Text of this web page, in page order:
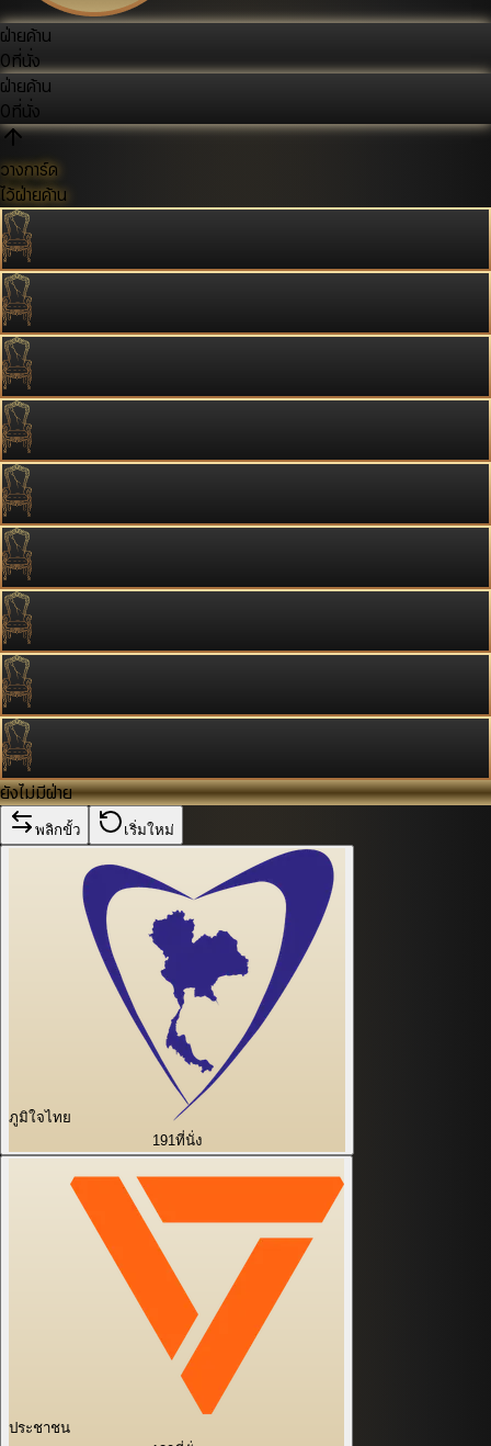
ฝ่ายค้าน
0ที่นั่ง
ฝ่ายค้าน
0ที่นั่ง
วางการ์ด
ไว้ฝ่ายค้าน
ยังไม่มีฝ่าย
พลิกขั้ว เริ่มใหม่
ภูมิใจไทย
191ที่นั่ง
ประชาชน